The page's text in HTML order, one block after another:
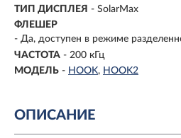
ТИП ДИСПЛЕЯ - SolarMax
ФЛЕШЕР
- Да, доступен в режиме
ЧАСТОТА - 200 кГц
МОДЕЛЬ - HOOK HOOK2
ОПИСАНИЕ